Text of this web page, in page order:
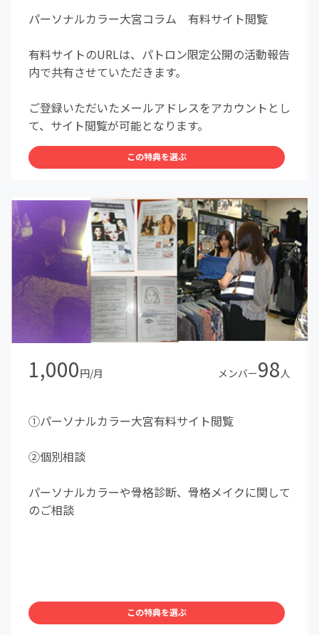
パーソナルカラー大宮コラム 有料サイト閲覧
有料サイトのURLは、パトロン限定公開の活動報告
内で共有させていただきます。
ご登録いただいたメールアドレスをアカウントとし
て、サイト閲覧が可能となります。​
この特典を選ぶ
1,000円/月 メンバー98人
①パーソナルカラー大宮有料サイト閲覧
②個別相談
パーソナルカラーや骨格診断、骨格メイクに関して
のご相談
この特典を選ぶ